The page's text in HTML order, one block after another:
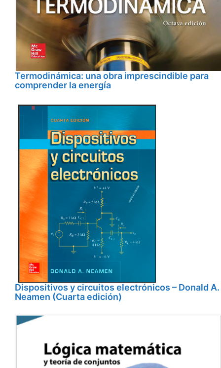
Termodinámica: una obra imprescindible para
comprender la energía
Dispositivos y circuitos electrónicos – Donald A.
Neamen (Cuarta edición)